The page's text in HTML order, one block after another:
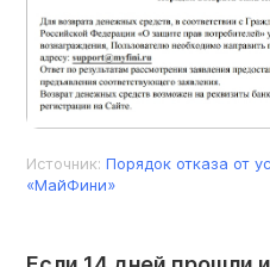
Источник: Порядок отказа от
«МайФини»